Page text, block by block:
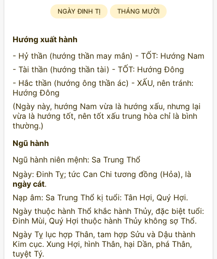
NGÀY ĐINH TỊ THÁNG MƯỜI
Hướng xuất hành
- Hỷ thần (hướng thần may mắn) - TỐT: Hướng Nam
- Tài thần (hướng thần tài) - TỐT: Hướng Đông
- Hắc thần (hướng ông thần ác) - XẤU, nên tránh:
Hướng Đông
(Ngày này, hướng Nam vừa là hướng xấu, nhưng lại
vừa là hướng tốt, nên tốt xấu trung hòa chỉ là bình
thường.)
Ngũ hành
Ngũ hành niên mệnh: Sa Trung Thổ
Ngày: Đinh Tỵ; tức Can Chi tương đồng (Hỏa), là
ngày cát.
Nạp âm: Sa Trung Thổ kị tuổi: Tân Hợi, Quý Hợi.
Ngày thuộc hành Thổ khắc hành Thủy, đặc biệt tuổi:
Đinh Mùi, Quý Hợi thuộc hành Thủy không sợ Thổ.
Ngày Tỵ lục hợp Thân, tam hợp Sửu và Dậu thành
Kim cục. Xung Hợi, hình Thân, hại Dần, phá Thân,
tuyệt Tý.